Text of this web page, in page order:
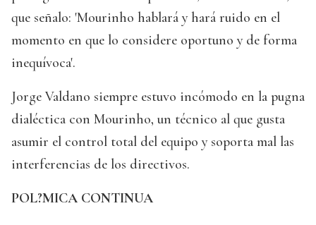
que señalo: 'Mourinho hablará y hará ruido en el
momento en que lo considere oportuno y de forma
inequívoca'.
Jorge Valdano siempre estuvo incómodo en la pugna
dialéctica con Mourinho, un técnico al que gusta
asumir el control total del equipo y soporta mal las
interferencias de los directivos.
POL?MICA CONTINUA